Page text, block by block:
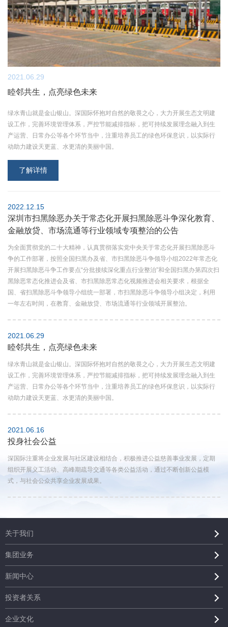
2021.06.29
睦邻共生，点亮绿色未来
绿水青山就是金山银山。深国际怀抱对自然的敬畏之心，大力开展生态文明建
设工作，完善环境管理体系，严控节能减排指标，把可持续发展理念融入到生
产运营、日常办公等各个环节当中，注重培养员工的绿色环保意识，以实际行
动助力建设天更蓝、水更清的美丽中国。
了解详情
2022.12.15
深圳市扫黑除恶办关于常态化开展扫黑除恶斗争深化教育、
金融放贷、市场流通等行业领域专项整治的公告
为全面贯彻党的二十大精神，认真贯彻落实党中央关于常态化开展扫黑除恶斗
争的工作部署，按照全国扫黑办及省、市扫黑除恶斗争领导小组2022年常态化
开展扫黑除恶斗争工作要点“分批接续深化重点行业整治”和全国扫黑办第四次扫
黑除恶常态化推进会及省、市扫黑除恶常态化视频推进会相关要求，根据全
国、省扫黑除恶斗争领导小组统一部署，市扫黑除恶斗争领导小组决定，利用
一年左右时间，在教育、金融放贷、市场流通等行业领域开展整治。
2021.06.29
睦邻共生，点亮绿色未来
绿水青山就是金山银山。深国际怀抱对自然的敬畏之心，大力开展生态文明建
设工作，完善环境管理体系，严控节能减排指标，把可持续发展理念融入到生
产运营、日常办公等各个环节当中，注重培养员工的绿色环保意识，以实际行
动助力建设天更蓝、水更清的美丽中国。
2021.06.16
投身社会公益
深国际注重将企业发展与社区建设相结合，积极推进公益慈善事业发展，定期
组织开展义工活动、高峰期疏导交通等各类公益活动，通过不断创新公益模
式，与社会公众共享企业发展成果。
关于我们
集团业务
新闻中心
投资者关系
企业文化